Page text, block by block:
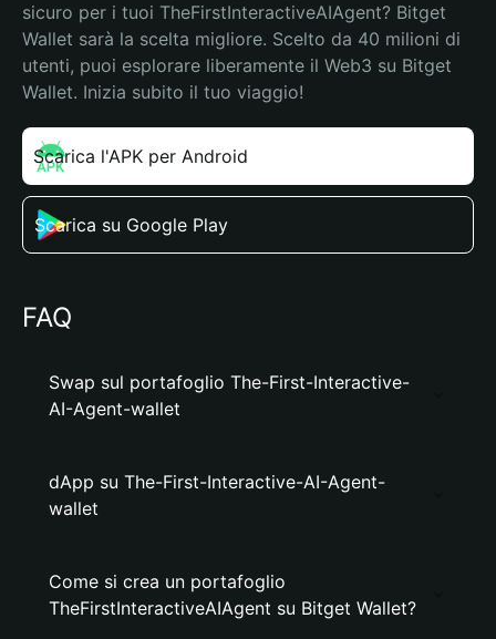
sicuro per i tuoi TheFirstInteractiveAIAgent? Bitget
Wallet sarà la scelta migliore. Scelto da 40 milioni di
utenti, puoi esplorare liberamente il Web3 su Bitget
Wallet. Inizia subito il tuo viaggio!
Scarica l'APK per Android
Scarica su Google Play
FAQ
Swap sul portafoglio The-First-Interactive-
AI-Agent-wallet
dApp su The-First-Interactive-AI-Agent-
wallet
Come si crea un portafoglio
TheFirstInteractiveAIAgent su Bitget Wallet?